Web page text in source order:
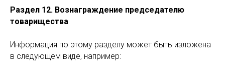
Раздел 12. Вознаграждение председателю
товарищества
Информация по этому разделу может быть изложена
в следующем виде, например: